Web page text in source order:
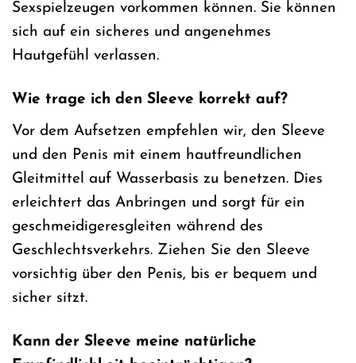
Sexspielzeugen vorkommen können. Sie können
sich auf ein sicheres und angenehmes
Hautgefühl verlassen.
Wie trage ich den Sleeve korrekt auf?
Vor dem Aufsetzen empfehlen wir, den Sleeve
und den Penis mit einem hautfreundlichen
Gleitmittel auf Wasserbasis zu benetzen. Dies
erleichtert das Anbringen und sorgt für ein
geschmeidigeresgleiten während des
Geschlechtsverkehrs. Ziehen Sie den Sleeve
vorsichtig über den Penis, bis er bequem und
sicher sitzt.
Kann der Sleeve meine natürliche